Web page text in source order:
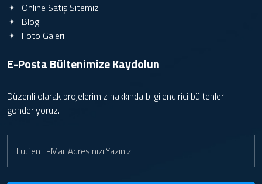
Online Satış Sitemiz
Blog
Foto Galeri
E-Posta BültenimizeKaydolun
Düzenli olarak projelerimiz hakkında bilgilendirici bültenler
gönderiyoruz.